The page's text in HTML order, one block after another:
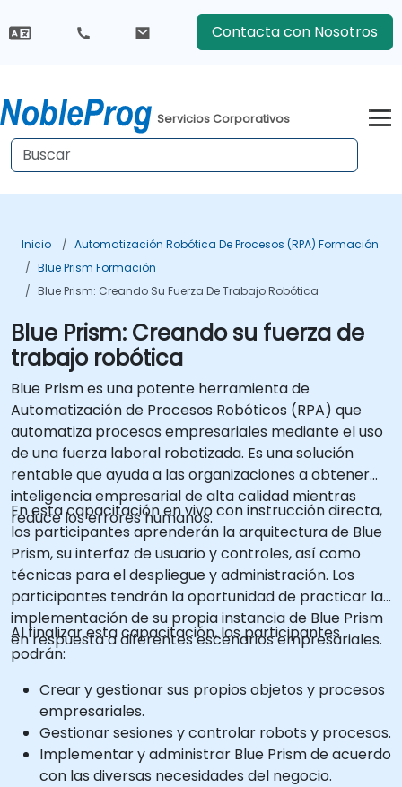
Contacta con Nosotros
Servicios Corporativos
Inicio
Automatización Robótica De Procesos (RPA) Formación
Blue Prism Formación
Blue Prism: Creando Su Fuerza De Trabajo Robótica
Blue Prism: Creando su fuerza de
trabajo robótica
Blue Prism es una potente herramienta de
Automatización de Procesos Robóticos (RPA) que
automatiza procesos empresariales mediante el uso
de una fuerza laboral robotizada. Es una solución
rentable que ayuda a las organizaciones a obtener
inteligencia empresarial de alta calidad mientras
reduce los errores humanos.
En esta capacitación en vivo con instrucción directa,
los participantes aprenderán la arquitectura de Blue
Prism, su interfaz de usuario y controles, así como
técnicas para el despliegue y administración. Los
participantes tendrán la oportunidad de practicar la
implementación de su propia instancia de Blue Prism
en respuesta a diferentes escenarios empresariales.
Al finalizar esta capacitación, los participantes
podrán:
Crear y gestionar sus propios objetos y procesos
empresariales.
Gestionar sesiones y controlar robots y procesos.
Implementar y administrar Blue Prism de acuerdo
con las diversas necesidades del negocio.